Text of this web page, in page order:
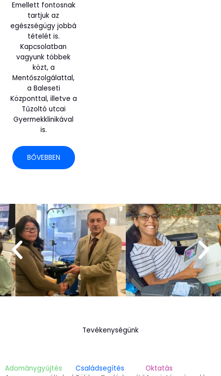
Emellett fontosnak
tartjuk az
egészségügy jobbá
tételét is.
Kapcsolatban
vagyunk többek
közt, a
Mentőszolgálattal,
a Baleseti
Központtal, illetve a
Tűzoltó utcai
Gyermekklinikával
is.
BŐVEBBEN
Tevékenységünk
Adománygyűjtés
Családsegítés
Oktatás